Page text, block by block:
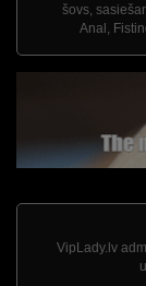
šovs,
Anal,
VipLady.lv